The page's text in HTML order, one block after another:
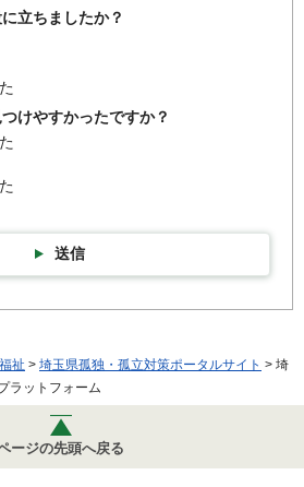
立ちましたか？
けやすかったですか？
送信
福祉 > 埼玉県孤独・孤立対策ポータルサイト > 埼
ラットフォーム
ージの先頭へ戻る